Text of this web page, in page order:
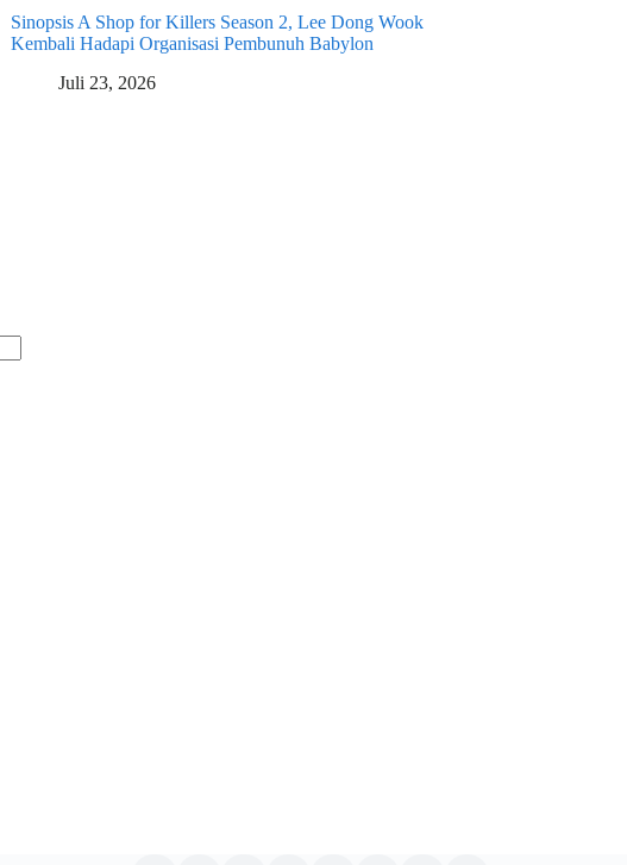
Sinopsis A Shop for Killers Season 2, Lee Dong Wook
Kembali Hadapi Organisasi Pembunuh Babylon
Juli 23, 2026